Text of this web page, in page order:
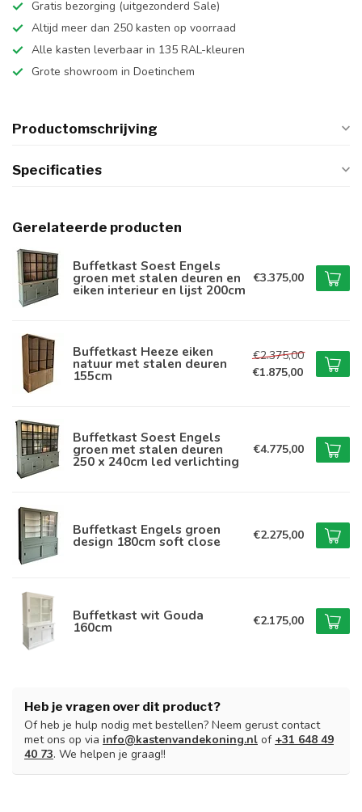
Gratis bezorging (uitgezonderd Sale)
Altijd meer dan 250 kasten op voorraad
Alle kasten leverbaar in 135 RAL-kleuren
Grote showroom in Doetinchem
Productomschrijving
Specificaties
Gerelateerde producten
Buffetkast Soest Engels
groen met stalen deuren en
eiken interieur en lijst 200cm
€3.375,00
Buffetkast Heeze eiken
natuur met stalen deuren
155cm
€2.375,00
€1.875,00
Buffetkast Soest Engels
groen met stalen deuren
250 x 240cm led verlichting
€4.775,00
Buffetkast Engels groen
design 180cm soft close €2.275,00
Buffetkast wit Gouda
160cm €2.175,00
Heb je vragen over dit product?
Of heb je hulp nodig met bestellen? Neem gerust contact
met ons op via info@kastenvandekoning.nl of +31 648 49
40 73. We helpen je graag!!